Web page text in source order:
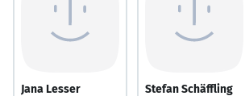
Jana Lesser Stefan Schäffling